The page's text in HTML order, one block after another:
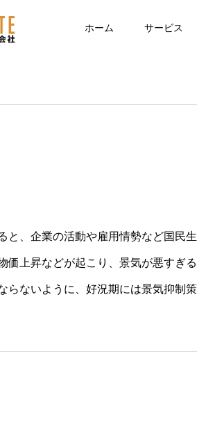
ホーム サービス
と、企業の活動や雇用情勢など国民
価上昇などが起こり、景気が悪すぎ
らないように、好況期には景気抑制